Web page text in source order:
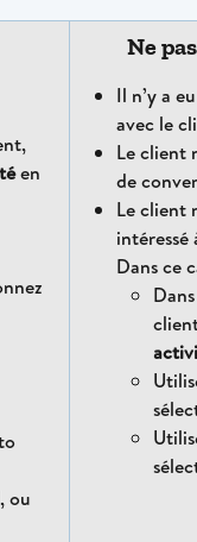
en
, ou
Ne
Il n’y a
avec le
Le client
de
Le client
Dans ce